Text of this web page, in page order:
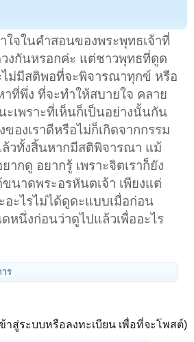
ใจในคำสอนของพระพุทธเจ้าที่
วงกันหรอกค่ะ แต่ชาวพุทธที่ดูด
ไม่มีสติพอที่จะพิจารณาทุกข์ หรือ
ที่พึ่ง ที่จะทำให้สบายใจ คลาย
เพราะที่เห็นก็เป็นอย่างนั้นกัน
องเราดีหรือไม่ก็เกิดจากกรรม
ล้วทั้งสิ้นหากมีสติพิจารณา แม้
ยากดู อยากรู้ เพราะจิตเราก็ยัง
นาดพระอรหันตเจ้า เพียงแต่
อะไรไม่ได้ดูดะแบบเมื่อก่อน
หนึ่งก่อนว่าดูไปแล้วเพื่ออะไร
าร
าสู่ระบบหรือลงทะเบียน เพื่อที่จะโพสต์)